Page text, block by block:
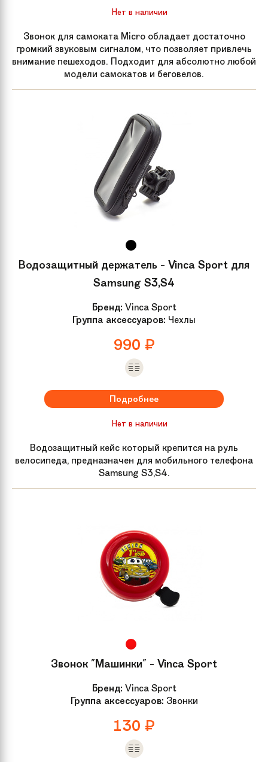
Нет в наличии
Звонок для самоката Micro обладает достаточно
громкий звуковым сигналом, что позволяет привлечь
внимание пешеходов. Подходит для абсолютно любой
модели самокатов и беговелов.
Водозащитный держатель - Vinca Sport для
Samsung S3,S4
Бренд: Vinca Sport
Группа аксессуаров: Чехлы
990 ₽
Подробнее
Нет в наличии
Водозащитный кейс который крепится на руль
велосипеда, предназначен для мобильного телефона
Samsung S3,S4.
Звонок "Машинки" - Vinca Sport
Бренд: Vinca Sport
Группа аксессуаров: Звонки
130 ₽